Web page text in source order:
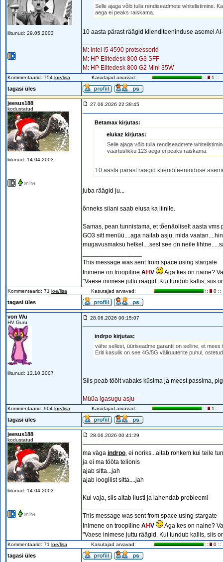
liitunud: 29.05.2003
Selle ajaga võib tulla rendiseadmete whitelistimine.
aega ei peaks raiskama.
10 aasta pärast räägid klienditeeninduse asemel
M: Intel i5 4590 protsessorid
M: HP Elitedesk 800 G3 SFF
M: HP Elitedesk 800 G2 Mini 35W
Kommentaarid: 754 loe/lisa Kasutajad arvavad: :: 1 ::
tagasi üles
jeesus188
kodustatud
liitunud: 14.04.2003
27.06.2026 22:38:45
Betamax kirjutas:
elukaz kirjutas:
Selle ajaga võib tulla rendiseadmete
väärtuslikku 123 aega ei peaks raiskama.
10 aasta pärast räägid klienditeeninduse
juba räägid ju...
õnneks siiani saab elusa ka liinile.
Samas, pean tunnistama, et tõenäoliselt aasta
GO3 sitt menüü....aga näitab asju, mida
mugavusmaksu hetkel....sest see on neile
This message was sent from space using stargate
Inimene on troopiline AHV
Aga kes on naine?
"Vaese inimese juttu räägid. Kui tundub kallis, siis
Kommentaarid: 71 loe/lisa Kasutajad arvavad: :: 0 ::
tagasi üles
von Wu
HV Guru
liitunud: 12.10.2007
28.06.2026 00:15:07
indrpo kirjutas:
vähe sellest, üüriseadme garantii on selline, et
Eriti kasulik on see 4G/5G väliruuterite puhul,
Siis peab töölt vabaks küsima ja meest passima,
Müüa igasugu asju
Kommentaarid: 904 loe/lisa Kasutajad arvavad: :: 1 ::
tagasi üles
jeesus188
kodustatud
liitunud: 14.04.2003
28.06.2026 00:41:29
ma väga indrpo, ei noriks...aitab rohkem kui teile
ja ei ma tööta telionis
ajab sitta...jah
ajab loogilist sitta....jah
Kui vaja, siis aitab ilusti ja lahendab probleemi
This message was sent from space using stargate
Inimene on troopiline AHV
Aga kes on naine?
"Vaese inimese juttu räägid. Kui tundub kallis, siis
Kommentaarid: 71 loe/lisa Kasutajad arvavad: :: 0 ::
tagasi üles